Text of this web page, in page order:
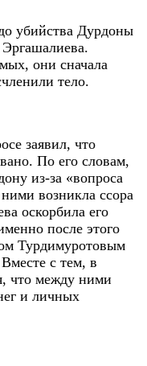
убийства Дурдоны
они сначала
тело.
заявил, что
По его словам,
из-за «вопроса
возникла ссора
оскорбила его
после этого
Турдимуротовым
с тем, в
что между ними
и личных